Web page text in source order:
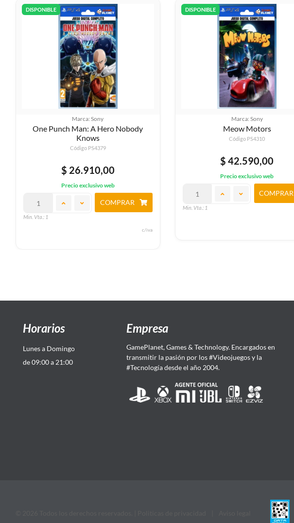
DISPONIBLE
Marca: Sony
Meow Motors
Código PS4310
Precio exclusivo web
Min. Vta.: 1
COMPRAR
DISPONIBLE
Marca: Sony
Yakuza 5
Código PS4787
$ 42.590,00
Precio exclusivo web
Min. Vta.: 1
COMPRAR
Horarios
Lunes a Domingo
de 09:00 a 21:00
Empresa
GamePlanet, Games & Technology. Encargados en
transmitir la pasión por los #Videojuegos y la
#Tecnología desde el año 2004.